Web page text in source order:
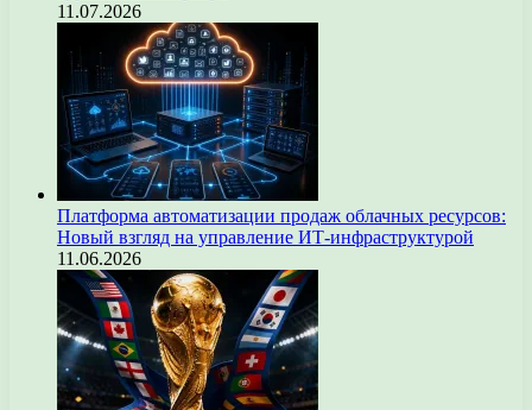
11.07.2026
Платформа автоматизации продаж облачных ресурсов:
Новый взгляд на управление ИТ-инфраструктурой
11.06.2026